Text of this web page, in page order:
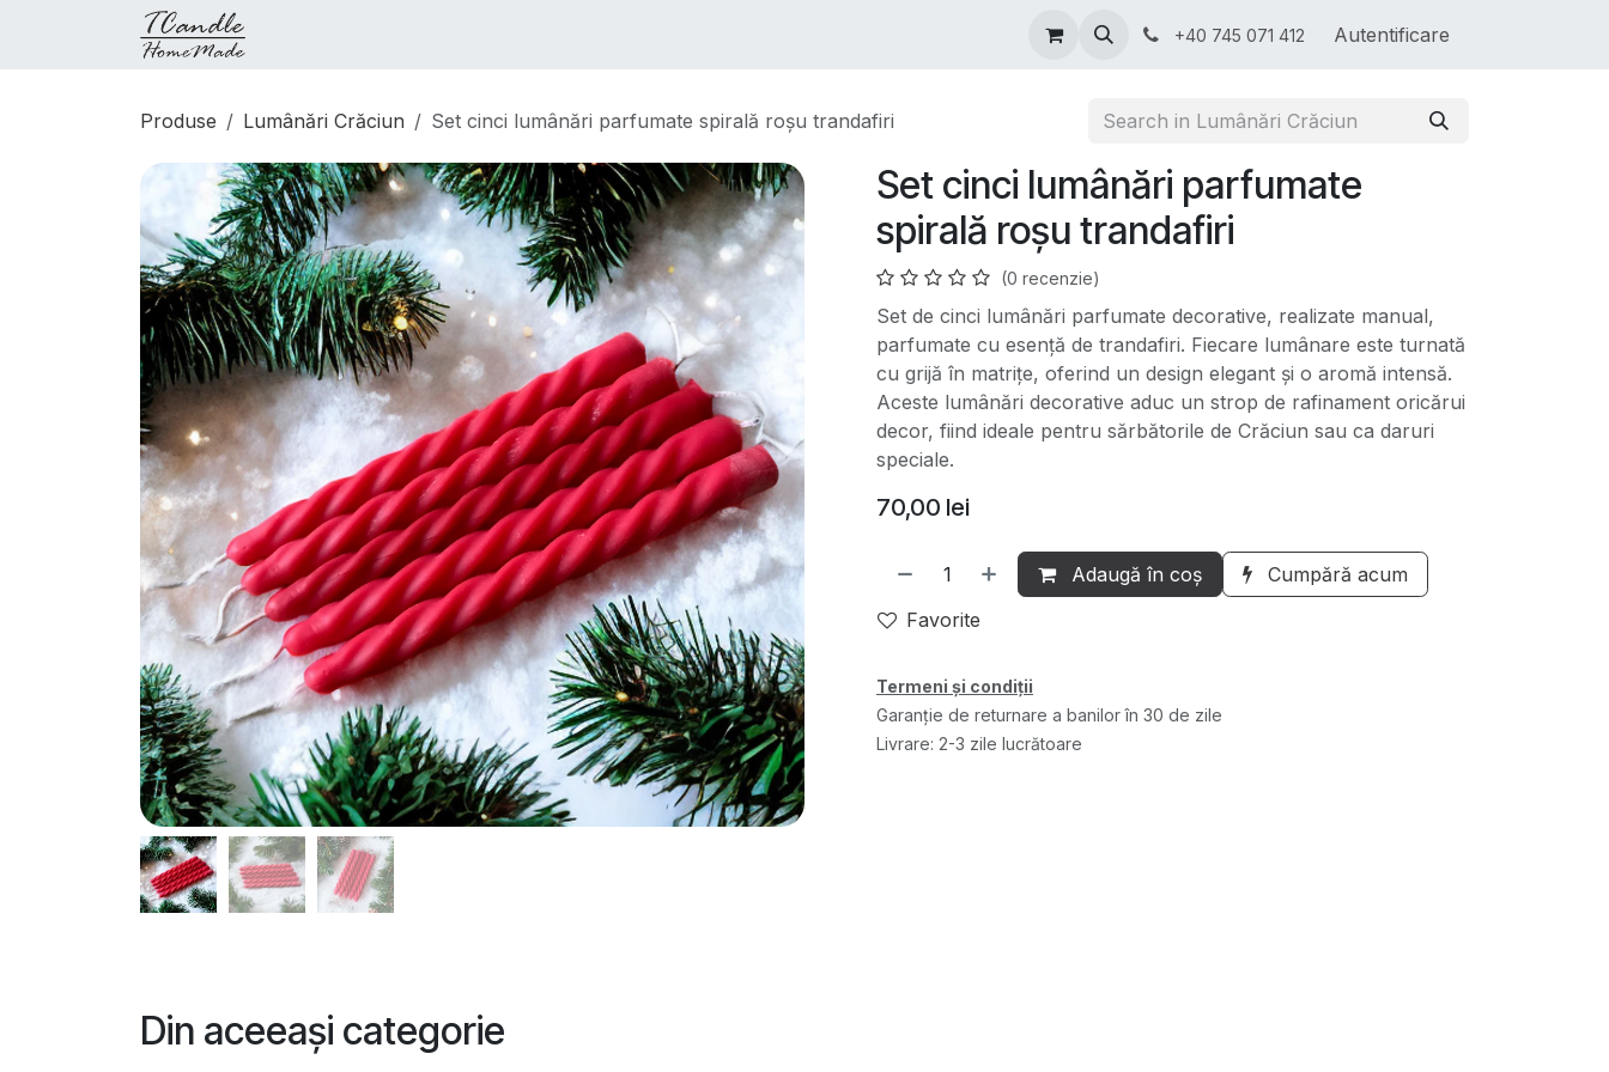
Povestea Noastră Invitații Online+40 745 071 412 Autentificare
Produse Lumânări Crăciun Set cinci lumânări parfumate spirală roșu trandafiri
Set cinci lumânări parfumate
spirală roșu trandafiri
(0 recenzie)
Set de cinci lumânări parfumate decorative, realizate manual,
parfumate cu esență de trandafiri. Fiecare lumânare este turnată
cu grijă în matrițe, oferind un design elegant și o aromă intensă.
Aceste lumânări decorative aduc un strop de rafinament oricărui
decor, fiind ideale pentru sărbătorile de Crăciun sau ca daruri
speciale.
70,00 lei
Adaugă în coș
Cumpără acum
Favorite
Termeni și condiții
Garanție de returnare a banilor în 30 de zile
Livrare: 2-3 zile lucrătoare
Din aceeași categorie